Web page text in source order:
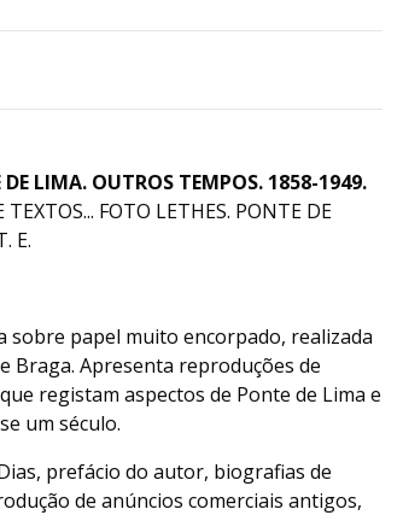
DE LIMA. OUTROS TEMPOS. 1858-1949.
TEXTOS... FOTO LETHES. PONTE DE
E.
sobre papel muito encorpado, realizada
Braga. Apresenta reproduções de
registam aspectos de Ponte de Lima e
um século.
prefácio do autor, biografias de
de anúncios comerciais antigos,